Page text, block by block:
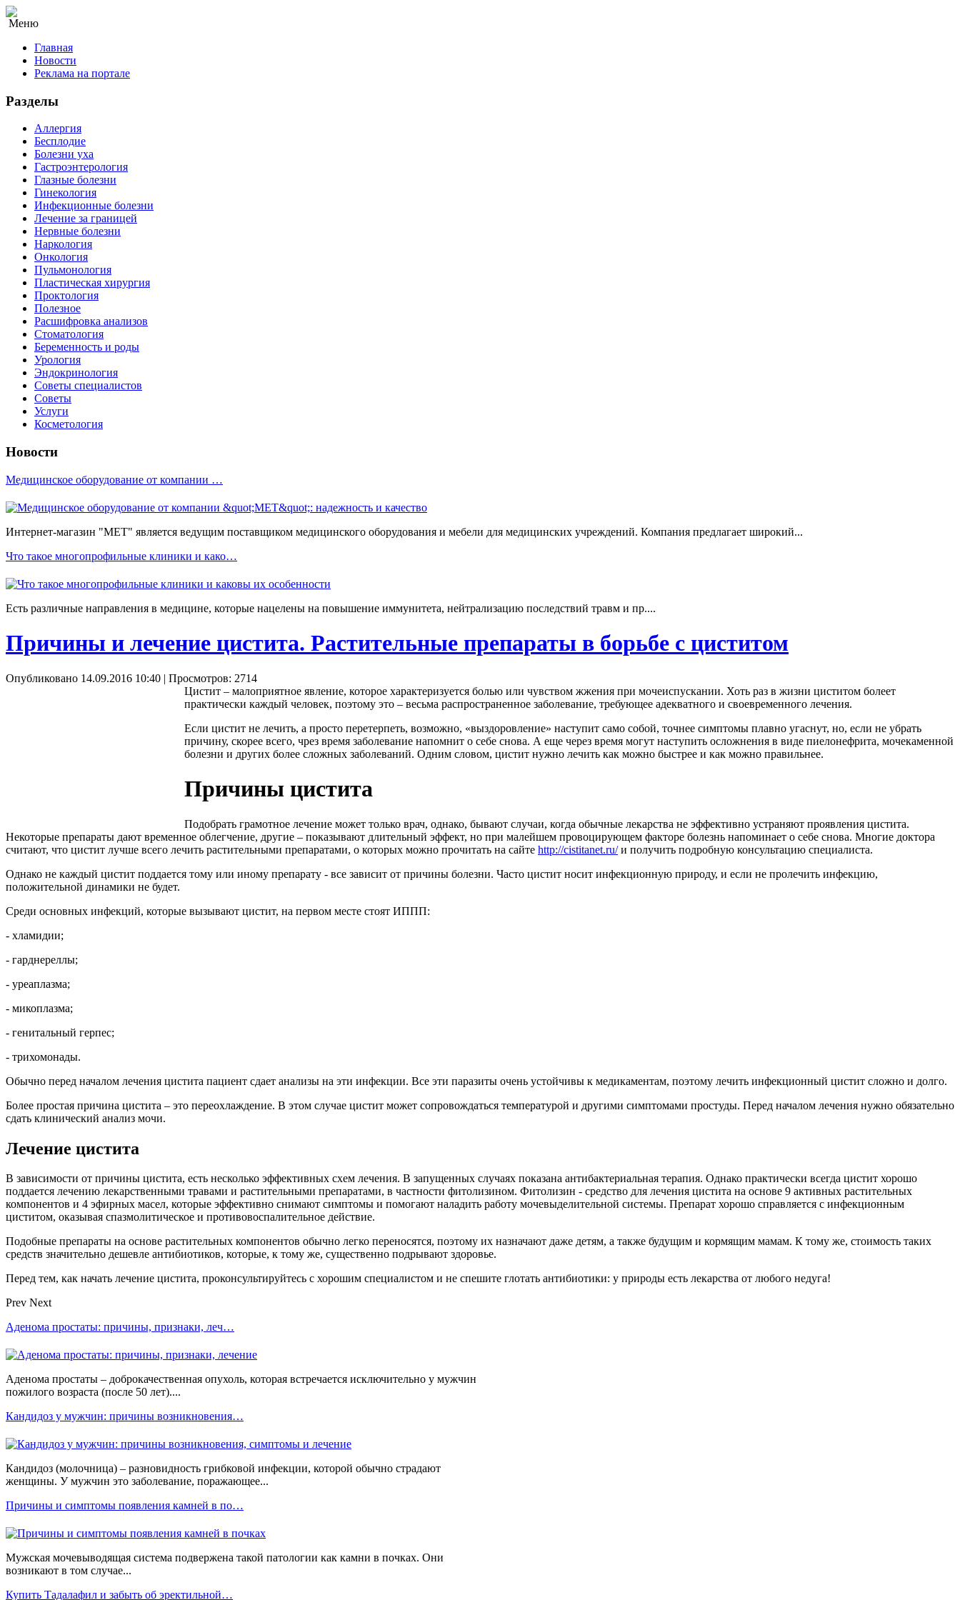
Меню
Главная
Новости
Реклама на портале
Разделы
Аллергия
Бесплодие
Болезни уха
Гастроэнтерология
Глазные болезни
Гинекология
Инфекционные болезни
Лечение за границей
Нервные болезни
Наркология
Онкология
Пульмонология
Пластическая хирургия
Проктология
Полезное
Расшифровка анализов
Стоматология
Беременность и роды
Урология
Эндокринология
Советы специалистов
Советы
Услуги
Косметология
Новости
Медицинское оборудование от компании …
Интернет-магазин "МЕТ" является ведущим поставщиком медицинского оборудования и мебели для медицинских учреждений. Компания предлагает широкий...
Что такое многопрофильные клиники и како…
Есть различные направления в медицине, которые нацелены на повышение иммунитета, нейтрализацию последствий травм и пр....
Причины и лечение цистита. Растительные препараты в борьбе с циститом
Опубликовано 14.09.2016 10:40 | Просмотров: 2714
Цистит – малоприятное явление, которое характеризуется болью или чувством жжения при мочеиспускании. Хоть раз в жизни циститом болеет
практически каждый человек, поэтому это – весьма распространенное заболевание, требующее адекватного и своевременного лечения.
Если цистит не лечить, а просто перетерпеть, возможно, «выздоровление» наступит само собой, точнее симптомы плавно угаснут, но, если не убрать
причину, скорее всего, чрез время заболевание напомнит о себе снова. А еще через время могут наступить осложнения в виде пиелонефрита, мочекаменной
болезни и других более сложных заболеваний. Одним словом, цистит нужно лечить как можно быстрее и как можно правильнее.
Причины цистита
Подобрать грамотное лечение может только врач, однако, бывают случаи, когда обычные лекарства не эффективно устраняют проявления цистита.
Некоторые препараты дают временное облегчение, другие – показывают длительный эффект, но при малейшем провоцирующем факторе болезнь напоминает о себе снова. Многие доктора
считают, что цистит лучше всего лечить растительными препаратами, о которых можно прочитать на сайте http://cistitanet.ru/и получить подробную консультацию специалиста.
Однако не каждый цистит поддается тому или иному препарату - все зависит от причины болезни. Часто цистит носит инфекционную природу, и если не пролечить инфекцию,
положительной динамики не будет.
Среди основных инфекций, которые вызывают цистит, на первом месте стоят ИППП:
- хламидии;
- гарднереллы;
- уреаплазма;
- микоплазма;
- генитальный герпес;
- трихомонады.
Обычно перед началом лечения цистита пациент сдает анализы на эти инфекции. Все эти паразиты очень устойчивы к медикаментам, поэтому лечить инфекционный цистит сложно и долго.
Более простая причина цистита – это переохлаждение. В этом случае цистит может сопровождаться температурой и другими симптомами простуды. Перед началом лечения нужно обязательно
сдать клинический анализ мочи.
Лечение цистита
В зависимости от причины цистита, есть несколько эффективных схем лечения. В запущенных случаях показана антибактериальная терапия. Однако практически всегда цистит хорошо
поддается лечению лекарственными травами и растительными препаратами, в частности фитолизином. Фитолизин - средство для лечения цистита на основе 9 активных растительных
компонентов и 4 эфирных масел, которые эффективно снимают симптомы и помогают наладить работу мочевыделительной системы. Препарат хорошо справляется с инфекционным
циститом, оказывая спазмолитическое и противовоспалительное действие.
Подобные препараты на основе растительных компонентов обычно легко переносятся, поэтому их назначают даже детям, а также будущим и кормящим мамам. К тому же, стоимость таких
средств значительно дешевле антибиотиков, которые, к тому же, существенно подрывают здоровье.
Перед тем, как начать лечение цистита, проконсультируйтесь с хорошим специалистом и не спешите глотать антибиотики: у природы есть лекарства от любого недуга!
Prev Next
Аденома простаты: причины, признаки, леч…
Аденома простаты – доброкачественная опухоль, которая встречается исключительно у мужчин
пожилого возраста (после 50 лет)....
Кандидоз у мужчин: причины возникновения…
Кандидоз (молочница) – разновидность грибковой инфекции, которой обычно страдают
женщины. У мужчин это заболевание, поражающее...
Причины и симптомы появления камней в по…
Мужская мочевыводящая система подвержена такой патологии как камни в почках. Они
возникают в том случае...
Купить Тадалафил и забыть об эректильной…